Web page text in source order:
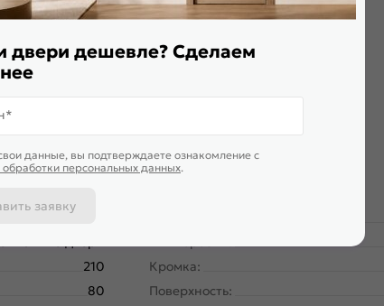
прочности, которую обеспечивает жесткий
алюминиевая кромка в цвете Черный
58180-10867
210
80
Кромка:
Поверхность:
двери дешевле? Сделаем
данные, вы подтверждаете ознакомление c
персональных данных.
заявку